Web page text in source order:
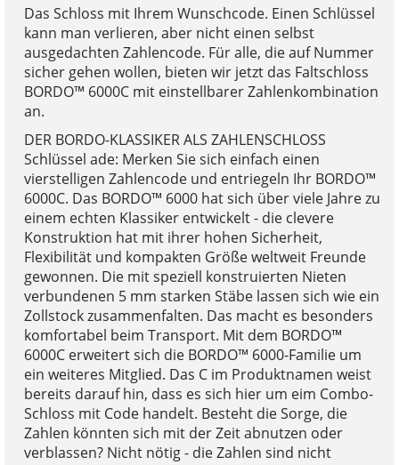
Das Schloss mit Ihrem Wunschcode. Einen Schlüssel
kann man verlieren, aber nicht einen selbst
ausgedachten Zahlencode. Für alle, die auf Nummer
sicher gehen wollen, bieten wir jetzt das Faltschloss
BORDO™ 6000C mit einstellbarer Zahlenkombination
an.
DER BORDO-KLASSIKER ALS ZAHLENSCHLOSS
Schlüssel ade: Merken Sie sich einfach einen
vierstelligen Zahlencode und entriegeln Ihr BORDO™
6000C. Das BORDO™ 6000 hat sich über viele Jahre zu
einem echten Klassiker entwickelt - die clevere
Konstruktion hat mit ihrer hohen Sicherheit,
Flexibilität und kompakten Größe weltweit Freunde
gewonnen. Die mit speziell konstruierten Nieten
verbundenen 5 mm starken Stäbe lassen sich wie ein
Zollstock zusammenfalten. Das macht es besonders
komfortabel beim Transport. Mit dem BORDO™
6000C erweitert sich die BORDO™ 6000-Familie um
ein weiteres Mitglied. Das C im Produktnamen weist
bereits darauf hin, dass es sich hier um eim Combo-
Schloss mit Code handelt. Besteht die Sorge, die
Zahlen könnten sich mit der Zeit abnutzen oder
verblassen? Nicht nötig - die Zahlen sind nicht